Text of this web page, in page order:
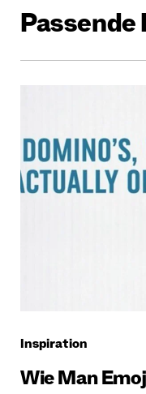
Inspiration
Wie Man